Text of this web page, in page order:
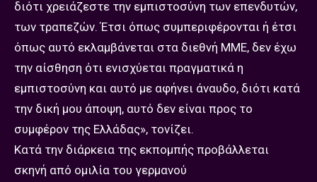
διότι χρειάζεστε την εμπιστοσύνη των επενδυτών,
των τραπεζών. Έτσι όπως συμπεριφέρονται ή έτσι
όπως αυτό εκλαμβάνεται στα διεθνή ΜΜΕ, δεν έχω
την αίσθηση ότι ενισχύεται πραγματικά η
εμπιστοσύνη και αυτό με αφήνει άναυδο, διότι κατά
την δική μου άποψη, αυτό δεν είναι προς το
συμφέρον της Ελλάδας», τονίζει.
Κατά την διάρκεια της εκπομπής προβάλλεται
σκηνή από ομιλία του γερμανού